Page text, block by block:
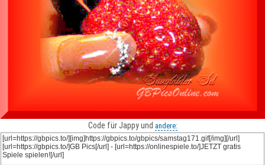
Code für Jappy und andere: